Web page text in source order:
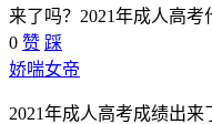
来了吗？2021年成人高考
0 赞 踩
娇喘女帝
2021年成人高考成绩出